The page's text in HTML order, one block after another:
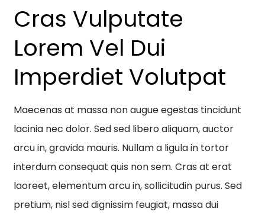
Cras Vulputate
Lorem Vel Dui
Imperdiet Volutpat
Maecenas at massa non augue egestas tincidunt
lacinia nec dolor. Sed sed libero aliquam, auctor
arcu in, gravida mauris. Nullam a ligula in tortor
interdum consequat quis non sem. Cras at erat
laoreet, elementum arcu in, sollicitudin purus. Sed
pretium, nisl sed dignissim feugiat, massa dui